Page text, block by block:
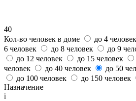
40
Кол-во человек в доме
до 4 человек
6 человек
до 8 человек до 9
до 12 человек
до 15 человек
человек
до 40 человек до 50
до 100 человек
до 150 человек
Назначение
i